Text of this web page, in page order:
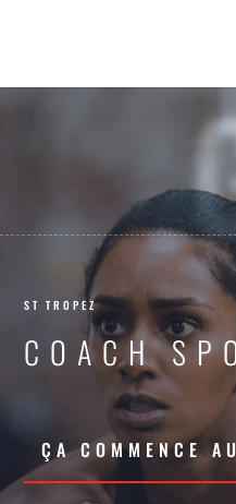
ST TROPEZ
COACH
ÇA COMMENCE